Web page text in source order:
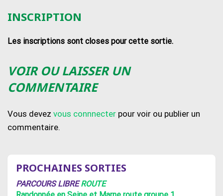
INSCRIPTION
Les inscriptions sont closes pour cette sortie.
VOIR OU LAISSER UN
COMMENTAIRE
Vous devez vous connnecter pour voir ou publier un
commentaire.
PROCHAINES SORTIES
PARCOURS LIBREROUTE